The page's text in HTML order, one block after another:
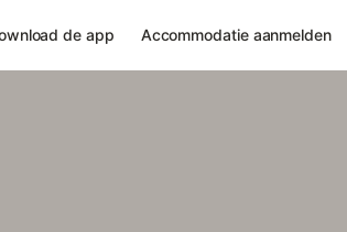
de app Accommodatie aanmelden